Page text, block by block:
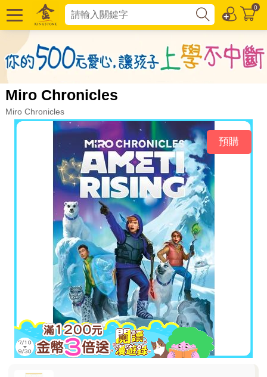
0
Miro Chronicles
Miro Chronicles
預購